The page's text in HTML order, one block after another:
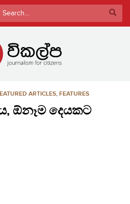
ARTICLES, FEATURES
ඕනෑම දෙයකට